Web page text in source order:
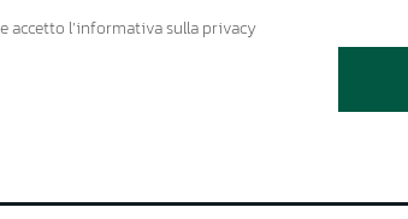
accetto l’informativa sulla privacy